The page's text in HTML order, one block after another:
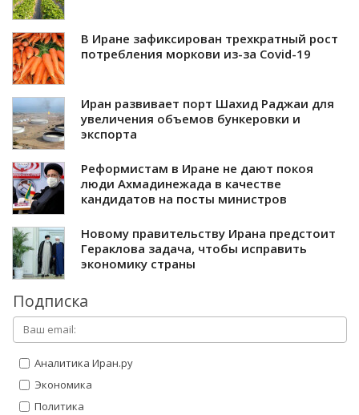
В Иране зафиксирован трехкратный рост
потребления моркови из-за Covid-19
Иран развивает порт Шахид Раджаи для
увеличения объемов бункеровки и
экспорта
Реформистам в Иране не дают покоя
люди Ахмадинежада в качестве
кандидатов на посты министров
Новому правительству Ирана предстоит
Гераклова задача, чтобы исправить
экономику страны
Подписка
Аналитика Иран.ру
Экономика
Политика